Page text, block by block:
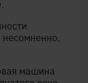
несомненно,
машина